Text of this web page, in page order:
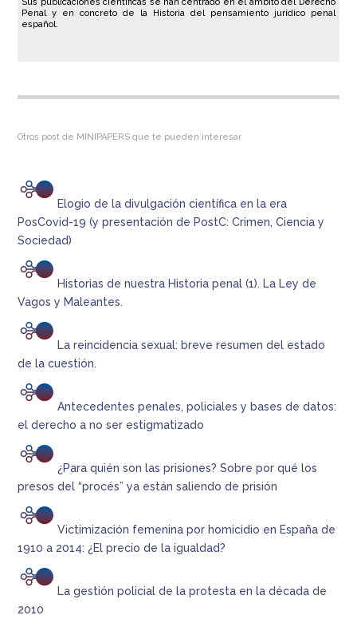
Sus publicaciones científicas se han centrado en el ámbito del Derecho
Penal y en concreto de la Historia del pensamiento jurídico penal
español.
Otros post de MINIPAPERS que te pueden interesar
Elogio de la divulgación científica en la era
PosCovid-19 (y presentación de PostC: Crimen, Ciencia y
Sociedad)
Historias de nuestra Historia penal (1). La Ley de
Vagos y Maleantes.
La reincidencia sexual: breve resumen del estado
de la cuestión.
Antecedentes penales, policiales y bases de datos:
el derecho a no ser estigmatizado
¿Para quién son las prisiones? Sobre por qué los
presos del “procés” ya están saliendo de prisión
Victimización femenina por homicidio en España de
1910 a 2014: ¿El precio de la igualdad?
La gestión policial de la protesta en la década de
2010